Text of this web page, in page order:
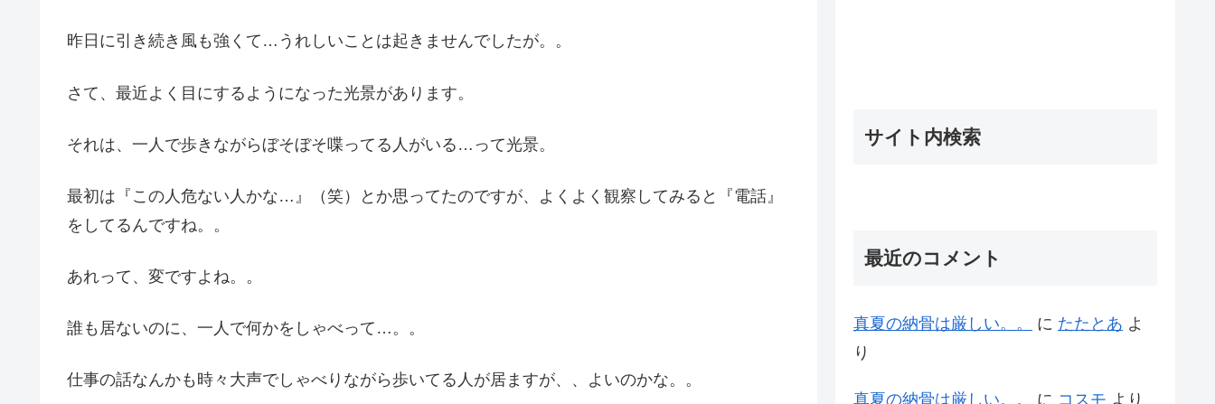
昨日に引き続き風も強くて…うれしいことは起きませんでしたが。。
さて、最近よく目にするようになった光景があります。
それは、一人で歩きながらぼそぼそ喋ってる人がいる…って光景。
最初は『この人危ない人かな…』（笑）とか思ってたのですが、よくよく観察してみると『電話』
をしてるんですね。。
あれって、変ですよね。。
誰も居ないのに、一人で何かをしゃべって…。。
仕事の話なんかも時々大声でしゃべりながら歩いてる人が居ますが、、よいのかな。。
サイト内検索
最近のコメント
真夏の納骨は厳しい。。 に たたとあ よ
り
真夏の納骨は厳しい。。 に コスモ より